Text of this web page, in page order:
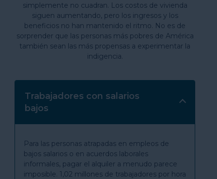
simplemente no cuadran. Los costos de vivienda
siguen aumentando, pero los ingresos y los
beneficios no han mantenido el ritmo. No es de
sorprender que las personas más pobres de América
también sean las más propensas a experimentar la
indigencia.
Trabajadores con salarios
bajos
Para las personas atrapadas en empleos de
bajos salarios o en acuerdos laborales
informales, pagar el alquiler a menudo parece
imposible. 1,02 millones de trabajadores por hora